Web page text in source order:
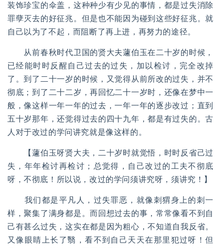
装饰珍宝的伞盖，这种种少有少见的事情，都是过失消除
罪孽灭去的好征兆。但是也不能因为碰到这些好征兆。就
自己以为了不起，而阻断了再上进，再努力的途径。
从前春秋时代卫国的贤大夫蘧伯玉在二十岁的时候，
已经能时时反醒自己过去的过失，加以检讨，完全改掉
了。到了二十一岁的时候，又觉得从前所改的过失，并不
彻底；到了二十二岁，再回忆二十一岁时，还像在梦中一
般，像这样一年一年的过去，一年一年的逐步改过；直到
五十岁那年，还觉得过去的四十九年，都是有过失的。古
人对于改过的学问讲究就是像这样的。
【蘧伯玉呀贤大夫，二十岁时就觉悟，时时反省己过
失，年年检讨再检讨；总觉得，自己改过的工夫不彻底
呀，不彻底！所以说，改过的学问须讲究呀，须讲究！】
我们都是平凡人，过失罪恶，就像刺猬身上的刺一
样，聚集了满身都是。而回想过去的事，常常像看不到自
己有甚么过失，这实在都是因为粗心，不知道自我反省。
又像眼睛上长了翳，看不到自己天天在那里犯过呀！但